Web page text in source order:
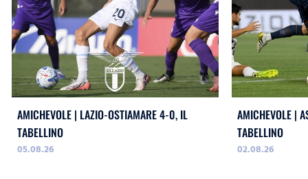
AMICHEVOLE | LAZIO-OSTIAMARE 4-0, IL
TABELLINO
05.08.26
AMICHEVOLE |
TABELLINO
02.08.26